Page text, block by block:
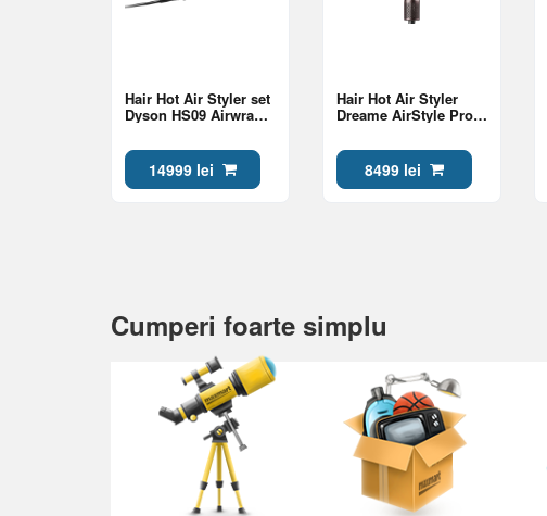
Hair Hot Air Styler set
Dyson HS09 Airwrap
styler & Dryer
Straight+Wavy
Ceramic
Apricot/Topaz
14999 lei
Hair Hot Air Styler
Dreame AirStyle Pro
8499 lei
Cumperi foarte simplu